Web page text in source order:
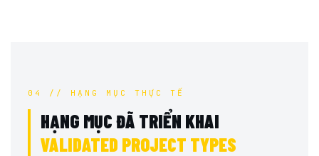
04 // HẠNG MỤC THỰC TẾ
HẠNG MỤC ĐÃ TRIỂN KHAI
VALIDATED PROJECT TYPES